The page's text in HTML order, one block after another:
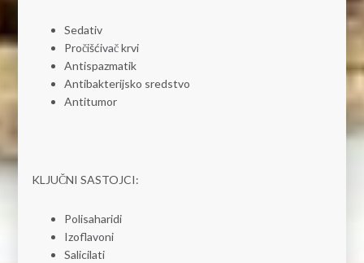
Sedativ
Pročišćivač krvi
Antispazmatik
Antibakterijsko sredstvo
Antitumor
KLJUČNI SASTOJCI:
Polisaharidi
Izoflavoni
Salicilati